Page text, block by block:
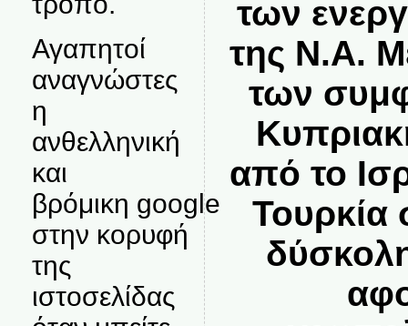
Αγαπητοί
αναγνώστες
η
ανθελληνική
και
βρόμικη google
στην κορυφή
της
ιστοσελίδας
των
της Ν.Α.
των
από το